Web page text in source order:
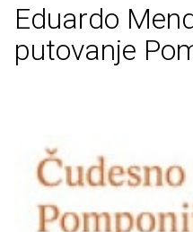
Eduardo
putovanje